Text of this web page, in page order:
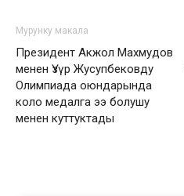
Мурунку макала
Президент Акжол Махмудов
менен Үзүр Жусупбековду
Олимпиада оюндарында
коло медалга ээ болушу
менен куттуктады